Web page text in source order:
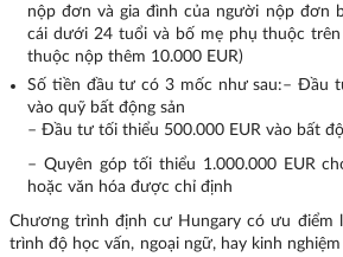
nộp đơn và gia đình của người nộp đơn
cái dưới 24 tuổi và bố mẹ phụ thuộc
thuộc nộp thêm 10.000 EUR)
Số tiền đầu tư có 3 mốc như sau:– Đầu
vào quỹ bất động sản
– Đầu tư tối thiểu 500.000 EUR vào bất
– Quyên góp tối thiểu 1.000.000 EUR
hoặc văn hóa được chỉ định
Chương trình định cư Hungary có ưu điểm
trình độ học vấn, ngoại ngữ, hay kinh